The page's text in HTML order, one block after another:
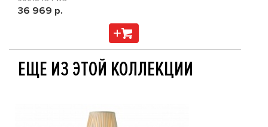
36 969 р.
ЕЩЕ ИЗ ЭТОЙ КОЛЛЕКЦИИ